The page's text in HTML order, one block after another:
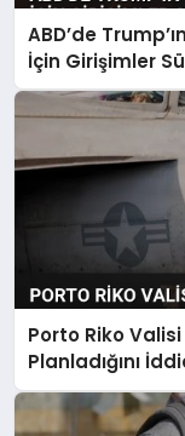
ABD’de
İçin Girişimler
Porto Riko Valisi
Planladığını